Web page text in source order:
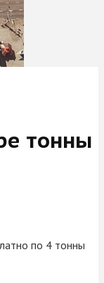
тонны
по 4 тонны